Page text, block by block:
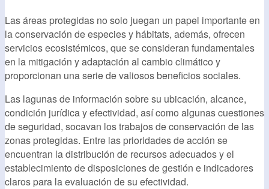
Las áreas protegidas no solo juegan un papel importante en
la conservación de especies y hábitats, además, ofrecen
servicios ecosistémicos, que se consideran fundamentales
en la mitigación y adaptación al cambio climático y
proporcionan una serie de valiosos beneficios sociales.
Las lagunas de información sobre su ubicación, alcance,
condición jurídica y efectividad, así como algunas cuestiones
de seguridad, socavan los trabajos de conservación de las
zonas protegidas. Entre las prioridades de acción se
encuentran la distribución de recursos adecuados y el
establecimiento de disposiciones de gestión e indicadores
claros para la evaluación de su efectividad.